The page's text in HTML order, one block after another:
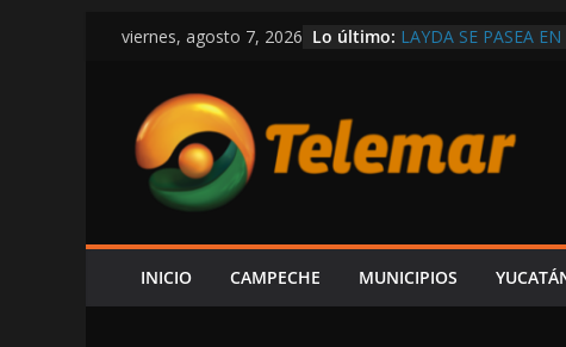
Saltar
contenido
viernes, agosto 7, 2026 Lo último: LAYDA SE PASEA
CAPTAN A LAYDA
DE LUJO MÁS
VIVE CAMPECHE
ESTÁ EN
OBRAS Y MEDIOS
DENUNCIAR ES
DE LA CFE ES
INICIO CAMPECHE MUNICIPIOS